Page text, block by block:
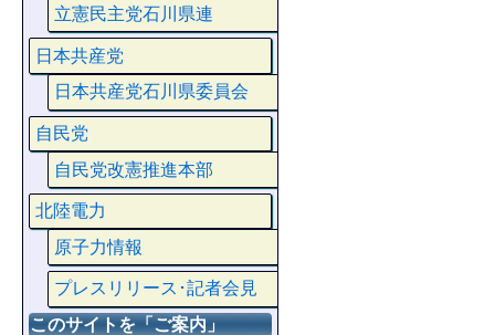
立憲民主党石川県連
日本共産党
日本共産党石川県委員会
自民党
自民党改憲推進本部
北陸電力
原子力情報
プレスリリース･記者会見
このサイトを「ご案内」